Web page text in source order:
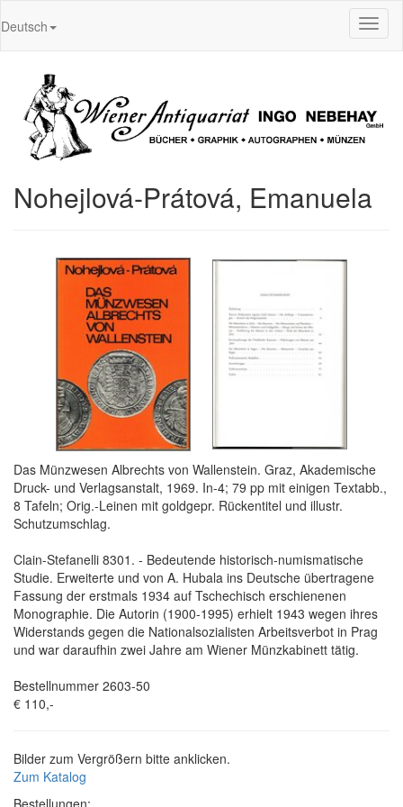
Deutsch
Nohejlová-Prátová, Emanuela
Das Münzwesen Albrechts von Wallenstein. Graz, Akademische
Druck- und Verlagsanstalt, 1969. In-4; 79 pp mit einigen Textabb.,
8 Tafeln; Orig.-Leinen mit goldgepr. Rückentitel und illustr.
Schutzumschlag.
Clain-Stefanelli 8301. - Bedeutende historisch-numismatische
Studie. Erweiterte und von A. Hubala ins Deutsche übertragene
Fassung der erstmals 1934 auf Tschechisch erschienenen
Monographie. Die Autorin (1900-1995) erhielt 1943 wegen ihres
Widerstands gegen die Nationalsozialisten Arbeitsverbot in Prag
und war daraufhin zwei Jahre am Wiener Münzkabinett tätig.
Bestellnummer 2603-50
€ 110,-
Bilder zum Vergrößern bitte anklicken.
Zum Katalog
Bestellungen: